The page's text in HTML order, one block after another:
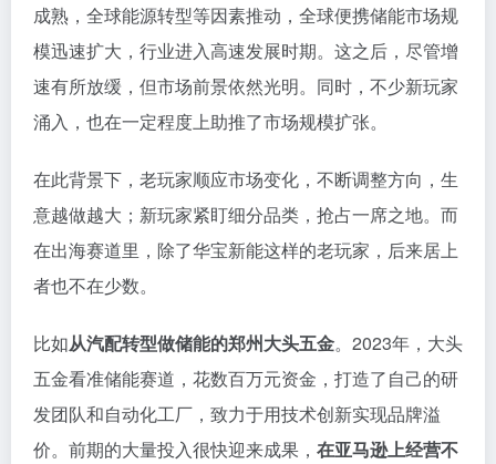
成熟，全球能源转型等因素推动，全球便携储能市场规
模迅速扩大，行业进入高速发展时期。这之后，尽管增
速有所放缓，但市场前景依然光明。同时，不少新玩家
涌入，也在一定程度上助推了市场规模扩张。
在此背景下，老玩家顺应市场变化，不断调整方向，生
意越做越大；新玩家紧盯细分品类，抢占一席之地。而
在出海赛道里，除了华宝新能这样的老玩家，后来居上
者也不在少数。
比如从汽配转型做储能的郑州大头五金。2023年，大头
五金看准储能赛道，花数百万元资金，打造了自己的研
发团队和自动化工厂，致力于用技术创新实现品牌溢
价。前期的大量投入很快迎来成果， 在亚马逊上经营不